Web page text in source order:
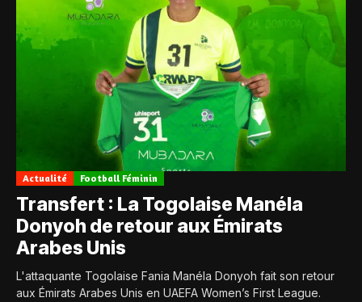
Actualité Football Féminin
Transfert : La Togolaise Manéla
Donyoh de retour aux Émirats
Arabes Unis
L'attaquante Togolaise Fania Manéla Donyoh fait son retour
aux Émirats Arabes Unis en UAEFA Women’s First League.